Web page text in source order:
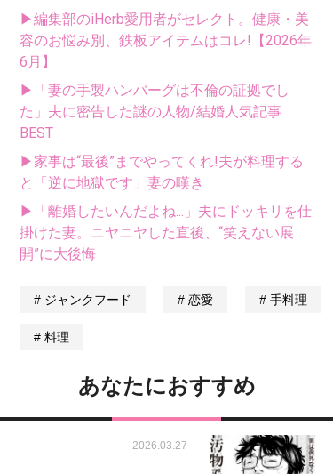
▶編集部のiHerb愛用者がセレクト。健康・美
容のお悩み別、鉄板アイテムはコレ!【2026年
6月】
▶「妻の手製ハンバーグは不倫の証拠でし
た」夫に密告した謎の人物/結婚人気記事
BEST
▶家事は“最後”までやってくれ!夫が料理する
と「逆に地獄です」妻の嘆き
▶「離婚したいんだよね...」夫にドッキリを仕
掛けた妻。ニヤニヤした直後、“笑えない展
開”に大後悔
ジャンクフード 恋愛 手料理
料理
あなたにおすすめ
2026.03.27